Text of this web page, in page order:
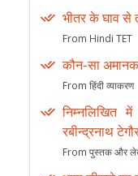
भीतर के घाव से
From Hindi TET
कौन-सा अमानक
From हिंदी व्याकरण
निम्नलिखित
रबीन्द्रनाथ
From पुस्तक और